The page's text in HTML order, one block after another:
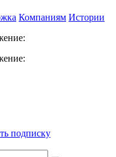
Компаниям Истории
подписку